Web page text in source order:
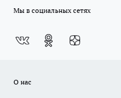
Мы в социальных сетях
О нас